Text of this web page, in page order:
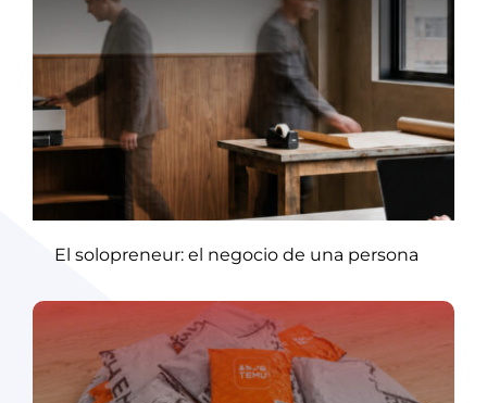
El solopreneur: el negocio de una persona